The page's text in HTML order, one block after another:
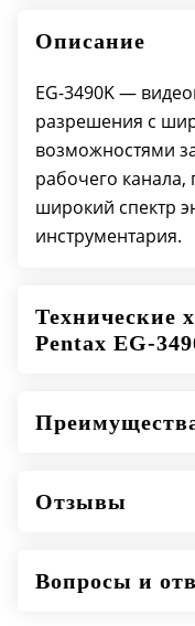
Описание
EG-3490K —
разрешения с
возможностями
рабочего канала,
широкий спектр
инструментария.
Технические
Pentax EG-
Отзывы
Вопросы и